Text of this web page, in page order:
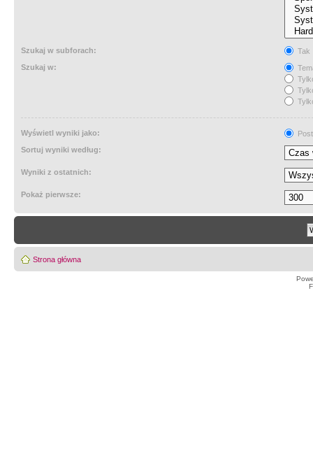
Szukaj w subforach:
Tak
Szukaj w:
Wyświetl wyniki jako:
Sortuj wyniki według:
Wyniki z ostatnich:
Pokaż pierwsze:
Strona główna